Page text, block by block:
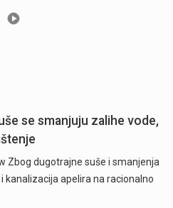
se smanjuju zalihe vode,
Zbog dugotrajne suše i smanjenja
kanalizacija apelira na racionalno